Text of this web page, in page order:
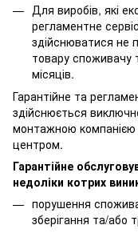
Для виробів, які
регламентне
здійснюватися не
товару споживачу
місяців.
Гарантійне та
здійснюється
монтажною компанією
центром.
Гарантійне
недоліки котрих
порушення
зберігання та/або